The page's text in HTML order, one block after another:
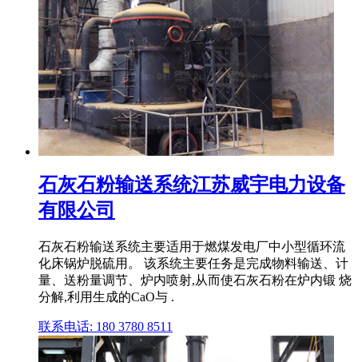
石灰石粉输送系统江苏威宇电力设备
有限公司
石灰石粉输送系统主要适用于燃煤发电厂中小型循环流
化床锅炉脱硫用。 该系统主要任务是完成物料输送、计
量、送粉量调节、炉内喷射,从而使石灰石粉在炉内锻 烧
分解,利用生成的CaO与 .
联系电话: 180 3780 8511